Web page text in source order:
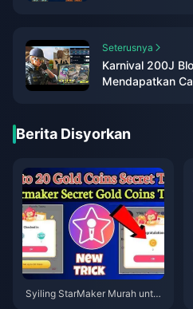
Seterusnya
Karnival 200J
Mendapatkan
Berita Disyorkan
Syiling StarMaker Murah untuk